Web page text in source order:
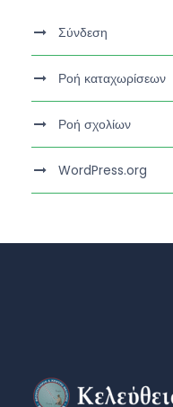
Σύνδεση
Ροή καταχωρίσεων
Ροή σχολίων
WordPress.org